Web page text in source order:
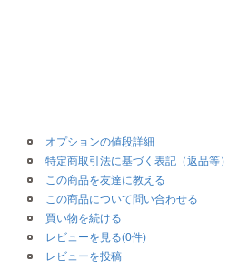
オプションの値段詳細
特定商取引法に基づく表記（返品等）
この商品を友達に教える
この商品について問い合わせる
買い物を続ける
レビューを見る(0件)
レビューを投稿